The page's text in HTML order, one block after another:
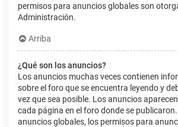
permisos para anuncios globales son
Administración.
Arriba
¿Qué son los anuncios?
Los anuncios muchas veces contienen
sobre el foro que se encuentra leyendo y
vez que sea posible. Los anuncios
cada página en el foro donde se
anuncios globales, los permisos para